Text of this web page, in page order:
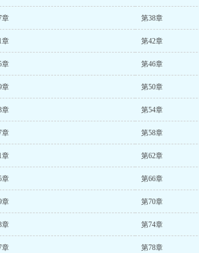
章 第38章
章 第42章
章 第46章
章 第50章
章 第54章
章 第58章
章 第62章
章 第66章
章 第70章
章 第74章
章 第78章